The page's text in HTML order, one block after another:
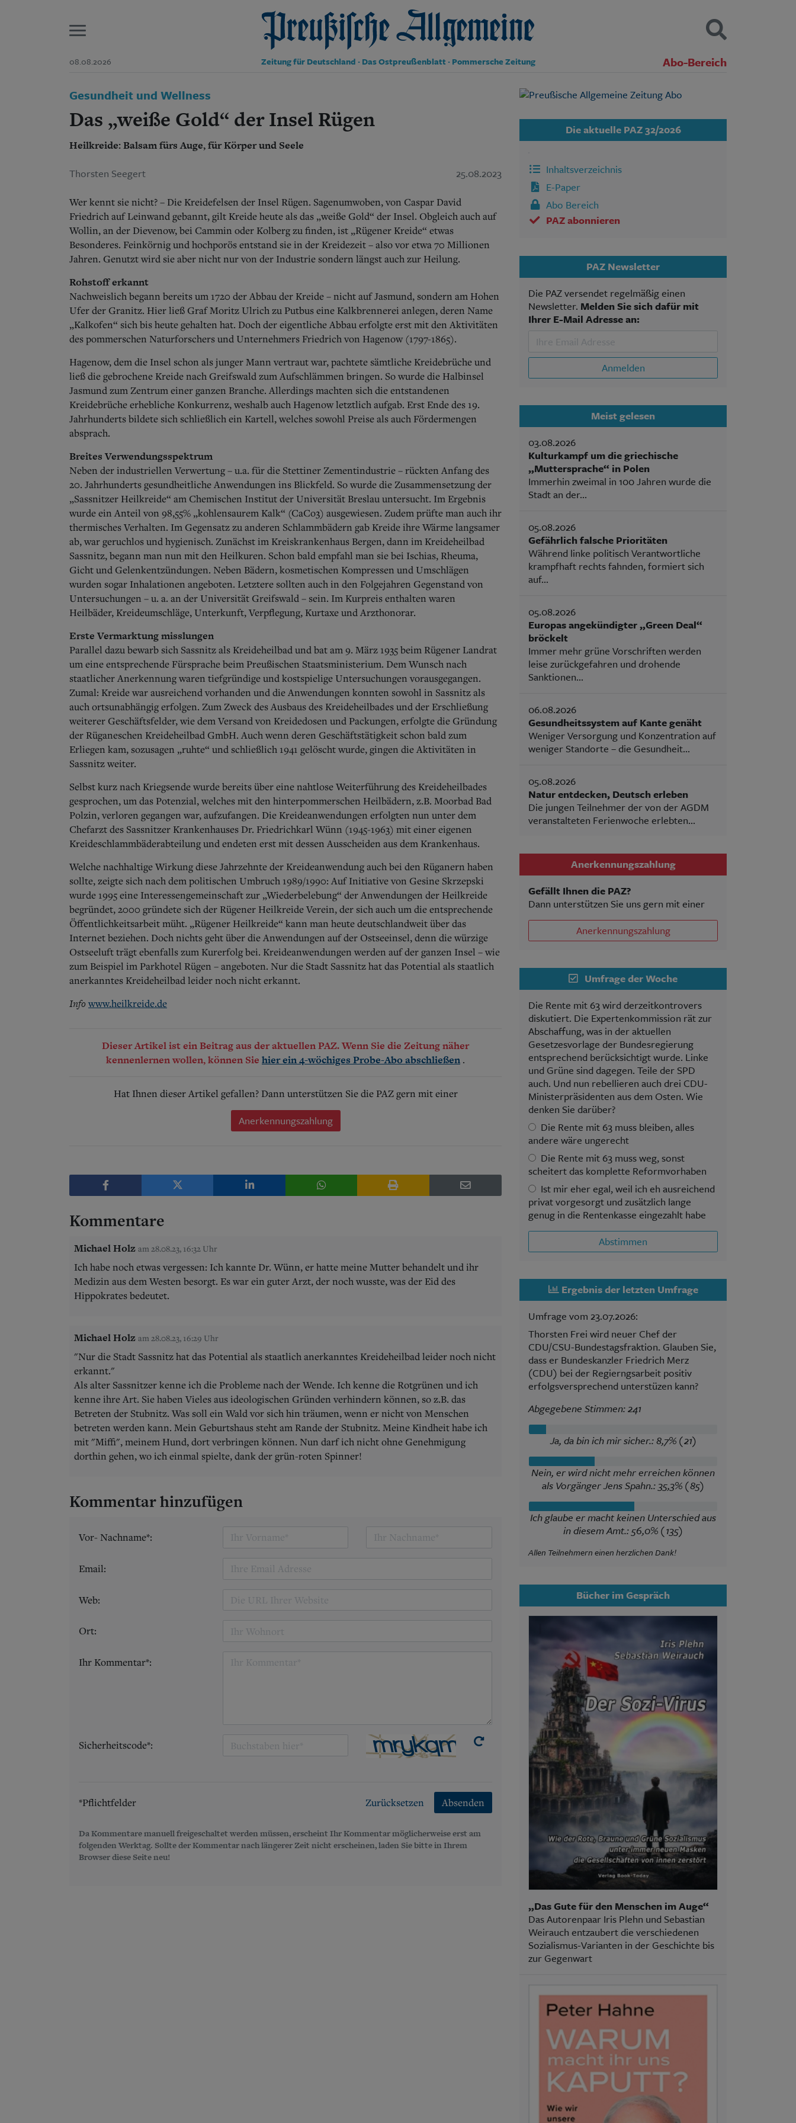
08.08.2026 Preußische Allgemeine Zeitung
Zeitung für Deutschland · Das Ostpreußenblatt · Pommersche Zeitung Abo-Bereich
Start
Aktuelle Ausgabe
Abonnenten-Login
Abonnent werden
Archiv
Mediadaten
Pommern
Berlin-Brandenburg
Schlesien
Danzig und Westpreußen
Bücher
Kontakt
Datenschutz
Suchen und finden
SUCHEN
Gesundheit und Wellness
Das „weiße Gold“ der Insel Rügen
Heilkreide: Balsam fürs Auge, für Körper und Seele
Thorsten Seegert 25.08.2023
Wer kennt sie nicht? – Die Kreidefelsen der Insel Rügen. Sagenumwoben, von Caspar David
Friedrich auf Leinwand gebannt, gilt Kreide heute als das „weiße Gold“ der Insel. Obgleich auch auf
Wollin, an der Dievenow, bei Cammin oder Kolberg zu finden, ist „Rügener Kreide“ etwas
Besonderes. Feinkörnig und hochporös entstand sie in der Kreidezeit – also vor etwa 70 Millionen
Jahren. Genutzt wird sie aber nicht nur von der Industrie sondern längst auch zur Heilung.
Rohstoff erkannt
Nachweislich begann bereits um 1720 der Abbau der Kreide – nicht auf Jasmund, sondern am Hohen
Ufer der Granitz. Hier ließ Graf Moritz Ulrich zu Putbus eine Kalkbrennerei anlegen, deren Name
„Kalkofen“ sich bis heute gehalten hat. Doch der eigentliche Abbau erfolgte erst mit den Aktivitäten
des pommerschen Naturforschers und Unternehmers Friedrich von Hagenow (1797-1865).
Hagenow, dem die Insel schon als junger Mann vertraut war, pachtete sämtliche Kreidebrüche und
ließ die gebrochene Kreide nach Greifswald zum Aufschlämmen bringen. So wurde die Halbinsel
Jasmund zum Zentrum einer ganzen Branche. Allerdings machten sich die entstandenen
Kreidebrüche erhebliche Konkurrenz, weshalb auch Hagenow letztlich aufgab. Erst Ende des 19.
Jahrhunderts bildete sich schließlich ein Kartell, welches sowohl Preise als auch Fördermengen
absprach.
Breites Verwendungsspektrum
Neben der industriellen Verwertung – u.a. für die Stettiner Zementindustrie – rückten Anfang des
20. Jahrhunderts gesundheitliche Anwendungen ins Blickfeld. So wurde die Zusammensetzung der
„Sassnitzer Heilkreide“ am Chemischen Institut der Universität Breslau untersucht. Im Ergebnis
wurde ein Anteil von 98,55% „kohlensaurem Kalk“ (CaCo3) ausgewiesen. Zudem prüfte man auch ihr
thermisches Verhalten. Im Gegensatz zu anderen Schlammbädern gab Kreide ihre Wärme langsamer
ab, war geruchlos und hygienisch. Zunächst im Kreiskrankenhaus Bergen, dann im Kreideheilbad
Sassnitz, begann man nun mit den Heilkuren. Schon bald empfahl man sie bei Ischias, Rheuma,
Gicht und Gelenkentzündungen. Neben Bädern, kosmetischen Kompressen und Umschlägen
wurden sogar Inhalationen angeboten. Letztere sollten auch in den Folgejahren Gegenstand von
Untersuchungen – u. a. an der Universität Greifswald – sein. Im Kurpreis enthalten waren
Heilbäder, Kreideumschläge, Unterkunft, Verpflegung, Kurtaxe und Arzthonorar.
Erste Vermarktung misslungen
Parallel dazu bewarb sich Sassnitz als Kreideheilbad und bat am 9. März 1935 beim Rügener Landrat
um eine entsprechende Fürsprache beim Preußischen Staatsministerium. Dem Wunsch nach
staatlicher Anerkennung waren tiefgründige und kostspielige Untersuchungen vorausgegangen.
Zumal: Kreide war ausreichend vorhanden und die Anwendungen konnten sowohl in Sassnitz als
auch ortsunabhängig erfolgen. Zum Zweck des Ausbaus des Kreideheilbades und der Erschließung
weiterer Geschäftsfelder, wie dem Versand von Kreidedosen und Packungen, erfolgte die Gründung
der Rüganeschen Kreideheilbad GmbH. Auch wenn deren Geschäftstätigkeit schon bald zum
Erliegen kam, sozusagen „ruhte“ und schließlich 1941 gelöscht wurde, gingen die Aktivitäten in
Sassnitz weiter.
Selbst kurz nach Kriegsende wurde bereits über eine nahtlose Weiterführung des Kreideheilbades
gesprochen, um das Potenzial, welches mit den hinterpommerschen Heilbädern, z.B. Moorbad Bad
Polzin, verloren gegangen war, aufzufangen. Die Kreideanwendungen erfolgten nun unter dem
Chefarzt des Sassnitzer Krankenhauses Dr. Friedrichkarl Wünn (1945-1963) mit einer eigenen
Kreideschlammbäderabteilung und endeten erst mit dessen Ausscheiden aus dem Krankenhaus.
Welche nachhaltige Wirkung diese Jahrzehnte der Kreideanwendung auch bei den Rüganern haben
sollte, zeigte sich nach dem politischen Umbruch 1989/1990: Auf Initiative von Gesine Skrzepski
wurde 1995 eine Interessengemeinschaft zur „Wiederbelebung“ der Anwendungen der Heilkreide
begründet, 2000 gründete sich der Rügener Heilkreide Verein, der sich auch um die entsprechende
Öffentlichkeitsarbeit müht. „Rügener Heilkreide“ kann man heute deutschlandweit über das
Internet beziehen. Doch nichts geht über die Anwendungen auf der Ostseeinsel, denn die würzige
Ostseeluft trägt ebenfalls zum Kurerfolg bei. Kreideanwendungen werden auf der ganzen Insel – wie
zum Beispiel im Parkhotel Rügen – angeboten. Nur die Stadt Sassnitz hat das Potential als staatlich
anerkanntes Kreideheilbad leider noch nicht erkannt.
Info www.heilkreide.de
Dieser Artikel ist ein Beitrag aus der aktuellen PAZ. Wenn Sie die Zeitung näher
kennenlernen wollen, können Sie hier ein 4-wöchiges Probe-Abo abschließen .
Hat Ihnen dieser Artikel gefallen? Dann unterstützen Sie die PAZ gern mit einer
Anerkennungszahlung
Kommentare
Michael Holz am 28.08.23, 16:32 Uhr
Ich habe noch etwas vergessen: Ich kannte Dr. Wünn, er hatte meine Mutter behandelt und ihr
Medizin aus dem Westen besorgt. Es war ein guter Arzt, der noch wusste, was der Eid des
Hippokrates bedeutet.
Michael Holz am 28.08.23, 16:29 Uhr
"Nur die Stadt Sassnitz hat das Potential als staatlich anerkanntes Kreideheilbad leider noch nicht
erkannt."
Als alter Sassnitzer kenne ich die Probleme nach der Wende. Ich kenne die Rotgrünen und ich
kenne ihre Art. Sie haben Vieles aus ideologischen Gründen verhindern können, so z.B. das
Betreten der Stubnitz. Was soll ein Wald vor sich hin träumen, wenn er nicht von Menschen
betreten werden kann. Mein Geburtshaus steht am Rande der Stubnitz. Meine Kindheit habe ich
mit "Miffi", meinem Hund, dort verbringen können. Nun darf ich nicht ohne Genehmigung
dorthin gehen, wo ich einmal spielte, dank der grün-roten Spinner!
Kommentar hinzufügen
Vor- Nachname*:
Email:
Web:
Ort:
Ihr Kommentar*:
Sicherheitscode*:
*Pflichtfelder Zurücksetzen Absenden
Da Kommentare manuell freigeschaltet werden müssen, erscheint Ihr Kommentar möglicherweise erst am
folgenden Werktag. Sollte der Kommentar nach längerer Zeit nicht erscheinen, laden Sie bitte in Ihrem
Browser diese Seite neu!
Die aktuelle PAZ 32/2026
Inhaltsverzeichnis
E-Paper
Abo Bereich
PAZ abonnieren
PAZ Newsletter
Die PAZ versendet regelmäßig einen
Newsletter. Melden Sie sich dafür mit
Ihrer E-Mail Adresse an:
Anmelden
Meist gelesen
03.08.2026
Kulturkampf um die griechische
„Muttersprache“ in Polen
Immerhin zweimal in 100 Jahren wurde die
Stadt an der...
05.08.2026
Gefährlich falsche Prioritäten
Während linke politisch Verantwortliche
krampfhaft rechts fahnden, formiert sich
auf...
05.08.2026
Europas angekündigter „Green Deal“
bröckelt
Immer mehr grüne Vorschriften werden
leise zurückgefahren und drohende
Sanktionen...
06.08.2026
Gesundheitssystem auf Kante genäht
Weniger Versorgung und Konzentration auf
weniger Standorte – die Gesundheit...
05.08.2026
Natur entdecken, Deutsch erleben
Die jungen Teilnehmer der von der AGDM
veranstalteten Ferienwoche erlebten...
Anerkennungszahlung
Gefällt Ihnen die PAZ?
Dann unterstützen Sie uns gern mit einer
Anerkennungszahlung
Umfrage der Woche
Die Rente mit 63 wird derzeitkontrovers
diskutiert. Die Expertenkommission rät zur
Abschaffung, was in der aktuellen
Gesetzesvorlage der Bundesregierung
entsprechend berücksichtigt wurde. Linke
und Grüne sind dagegen. Teile der SPD
auch. Und nun rebellieren auch drei CDU-
Ministerpräsidenten aus dem Osten. Wie
denken Sie darüber?
Die Rente mit 63 muss bleiben, alles
andere wäre ungerecht
Die Rente mit 63 muss weg, sonst
scheitert das komplette Reformvorhaben
Ist mir eher egal, weil ich eh ausreichend
privat vorgesorgt und zusätzlich lange
genug in die Rentenkasse eingezahlt habe
Abstimmen
Ergebnis der letzten Umfrage
Umfrage vom 23.07.2026:
Thorsten Frei wird neuer Chef der
CDU/CSU-Bundestagsfraktion. Glauben Sie,
dass er Bundeskanzler Friedrich Merz
(CDU) bei der Regierngsarbeit positiv
erfolgsversprechend unterstüzen kann?
Abgegebene Stimmen: 241
Ja, da bin ich mir sicher.: 8,7% (21)
Nein, er wird nicht mehr erreichen können
als Vorgänger Jens Spahn.: 35,3% (85)
Ich glaube er macht keinen Unterschied aus
in diesem Amt.: 56,0% (135)
Allen Teilnehmern einen herzlichen Dank!
Bücher im Gespräch
„Das Gute für den Menschen im Auge“
Das Autorenpaar Iris Plehn und Sebastian
Weirauch entzaubert die verschiedenen
Sozialismus-Varianten in der Geschichte bis
zur Gegenwart